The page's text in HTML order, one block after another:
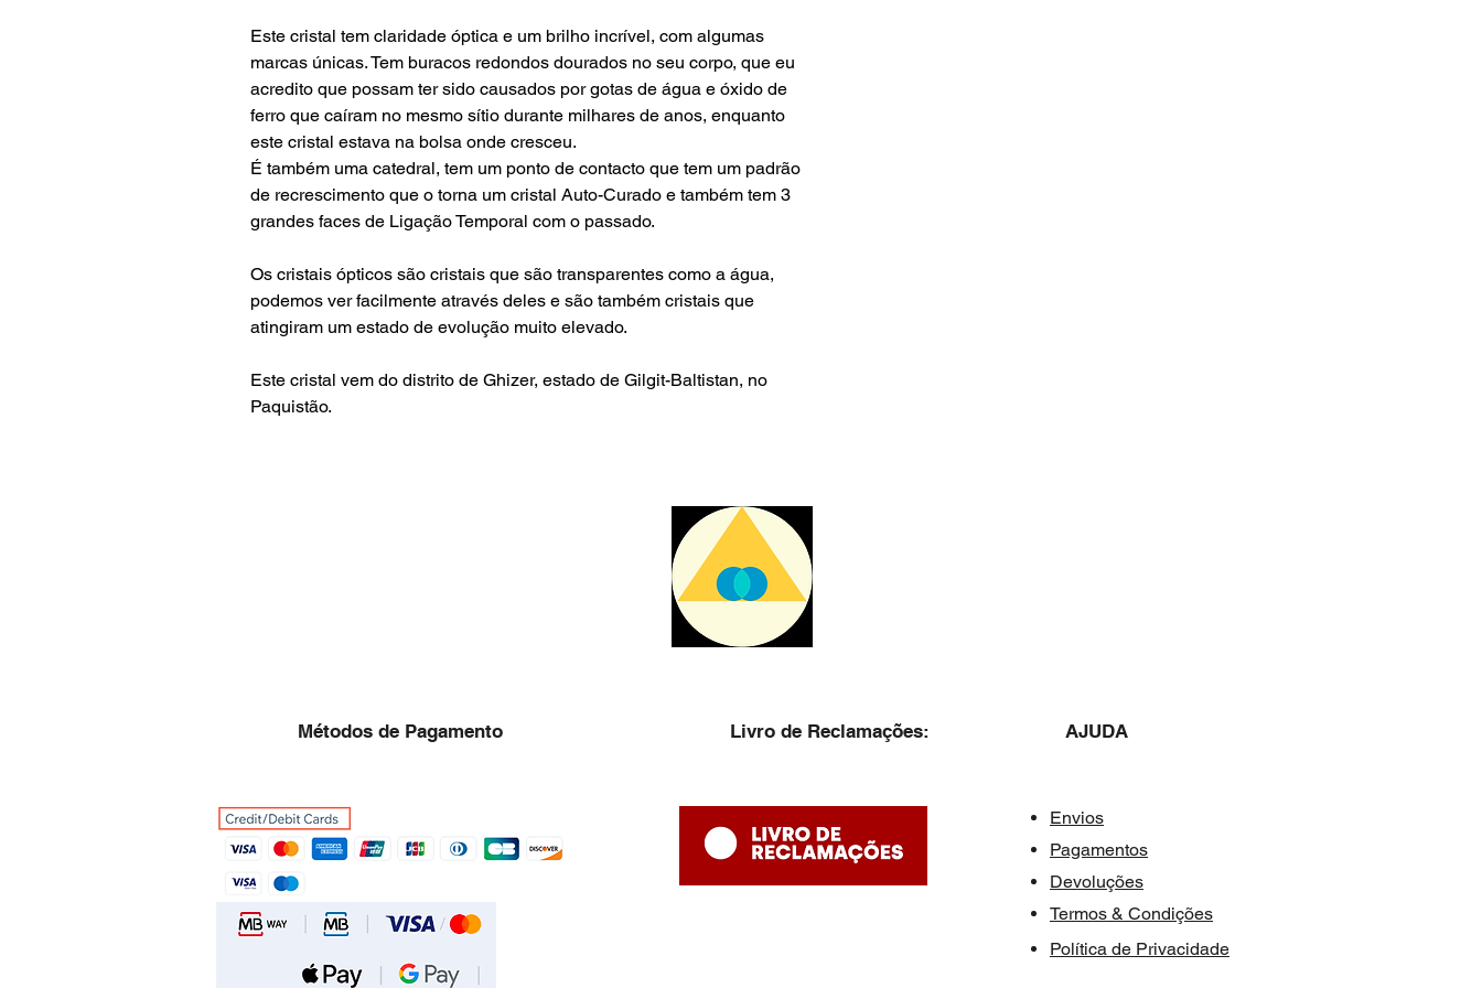
Este cristal tem claridade óptica e um brilho incrível, com algumas
marcas únicas.Tem buracos redondos dourados no seu corpo, que eu
acredito que possam ter sido causados por gotas de água e óxido de
ferro que caíram no mesmo sítio durante milhares de anos, enquanto
este cristal estava na bolsa onde cresceu.
É também uma catedral, tem um ponto de contacto que tem um padrão
de recrescimento que o torna um cristal Auto-Curado e também tem 3
grandes faces de Ligação Temporal com o passado.
Os cristais ópticos são cristais que são transparentes como a água,
podemos ver facilmente através deles e são também cristais que
atingiram um estado de evolução muito elevado.
Este cristal vem do distrito de Ghizer, estado de Gilgit-Baltistan, no
Paquistão.
Métodos de Pagamento Livro de Reclamações: AJUDA​​
Envios
Pagamentos
Devoluções
Termos & Condições
Política de Privacidade